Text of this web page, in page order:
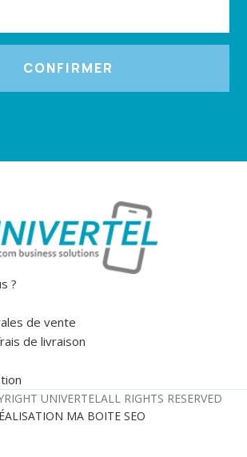
CONFIRMER
?
de vente
de livraison
UNIVERTEL ALL RIGHTS RESERVED
MA BOITE SEO